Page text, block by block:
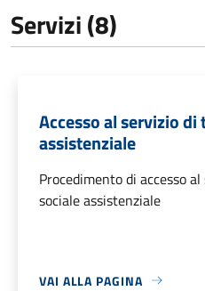
Servizi (8)
Accesso al servizio
assistenziale
Procedimento di accesso
sociale assistenziale
VAI ALLA PAGINA